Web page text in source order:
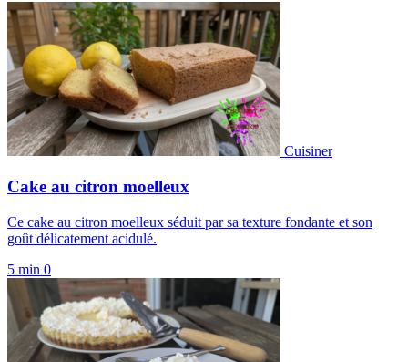
Cuisiner
Cake au citron moelleux
Ce cake au citron moelleux séduit par sa texture fondante et son
goût délicatement acidulé.
5 min 0